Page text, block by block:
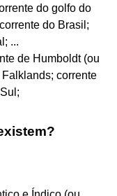
do golfo do
do Brasil;
...
de Humboldt (ou
corrente